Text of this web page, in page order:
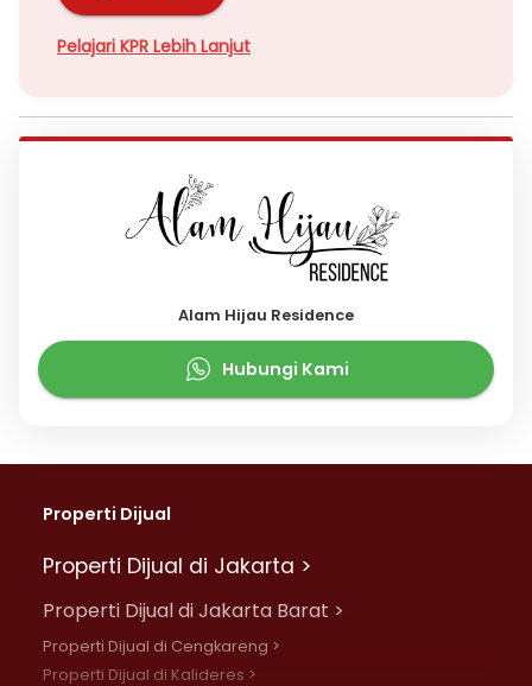
Pelajari KPR Lebih Lanjut
Alam Hijau Residence
Hubungi Kami
Properti Dijual
Properti Dijual di Jakarta >
Properti Dijual di Jakarta Barat >
Properti Dijual di Cengkareng >
Properti Dijual di Kalideres >